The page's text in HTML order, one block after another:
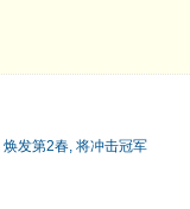
发第2春, 将冲击冠军